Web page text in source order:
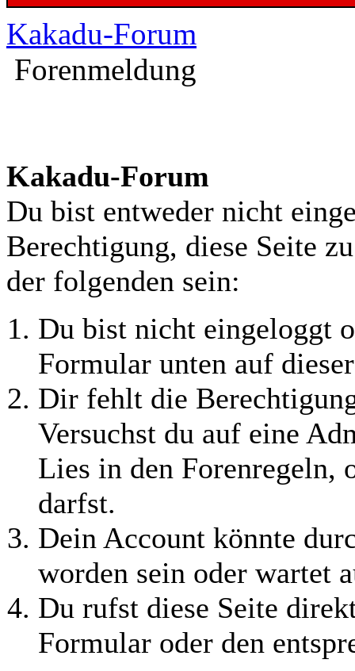
Kakadu-Forum
Forenmeldung
Kakadu-Forum
Du bist entweder nicht
Berechtigung, diese Seite
der folgenden sein:
Du bist nicht eingeloggt
Formular unten auf
Dir fehlt die
Versuchst du auf eine
Lies in den Forenregeln,
darfst.
Dein Account könnte
worden sein oder wartet
Du rufst diese Seite
Formular oder den